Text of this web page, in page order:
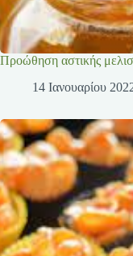
Προώθηση αστικής
14 Ιανουαρίου